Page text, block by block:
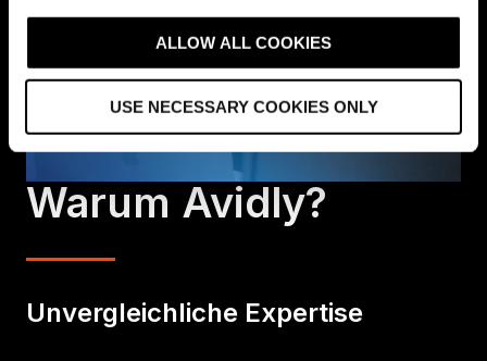
ALLOW ALL COOKIES
USE NECESSARY COOKIES ONLY
Warum Avidly?
Unvergleichliche Expertise